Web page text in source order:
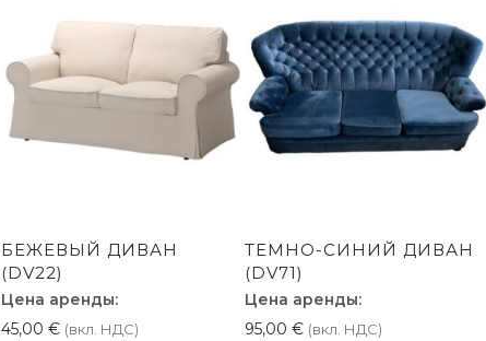
БЕЖЕВЫЙ ДИВАН
(DV22)
Цена аренды:
45,00 € (вкл. НДС)
ТЕМНО-СИНИЙ ДИВАН
(DV71)
Цена аренды:
95,00 € (вкл. НДС)